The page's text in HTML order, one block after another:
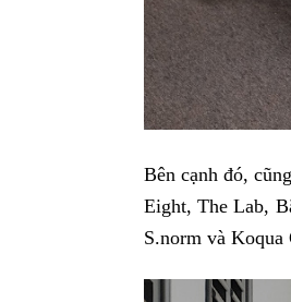
Bên cạnh đó,
Eight, The Lab,
S.norm và Koqua